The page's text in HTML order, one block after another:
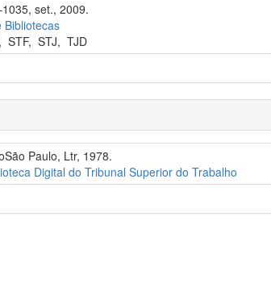
set., 2009.
Bibliotecas
,STF,STJ,TJD
Paulo, Ltr, 1978.
Digital do Tribunal Superior do Trabalho